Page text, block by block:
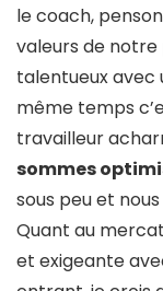
le coach,
valeurs de notre
talentueux avec
même temps
travailleur
sommes
sous peu et
Quant au
et exigeante